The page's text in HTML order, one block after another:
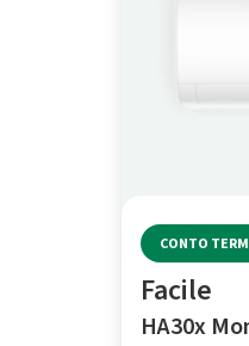
CONTO
Facile
HA30x